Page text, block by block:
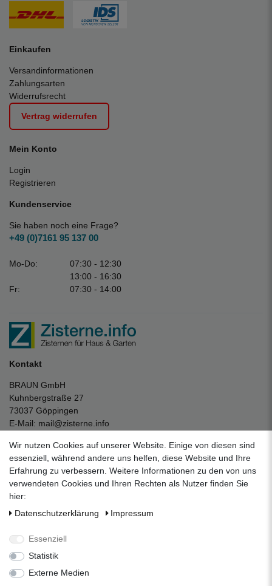
Einkaufen
Versandinformationen
Zahlungsarten
Widerrufsrecht
Vertrag widerrufen
Mein Konto
Login
Registrieren
Kundenservice
Sie haben noch eine Frage?
+49 (0)7161 95 137 00
Mo-Do:
07:30 - 12:30
13:00 - 16:30
Fr:
07:30 - 14:00
Kontakt
BRAUN GmbH
Kuhnbergstraße 27
73037 Göppingen
E-Mail: mail@zisterne.info
Unternehmen
Datenschutzerklärung
Impressum
Über uns
Folgen Sie uns auf Social Media
Wir nutzen Cookies auf unserer Website. Einige von diesen sind
essenziell, während andere uns helfen, diese Website und Ihre
Erfahrung zu verbessern. Weitere Informationen zu den von uns
verwendeten Cookies und Ihren Rechten als Nutzer finden Sie
hier:
Daten­schutz­erklärung
Impressum
Essenziell
Statistik
Externe Medien